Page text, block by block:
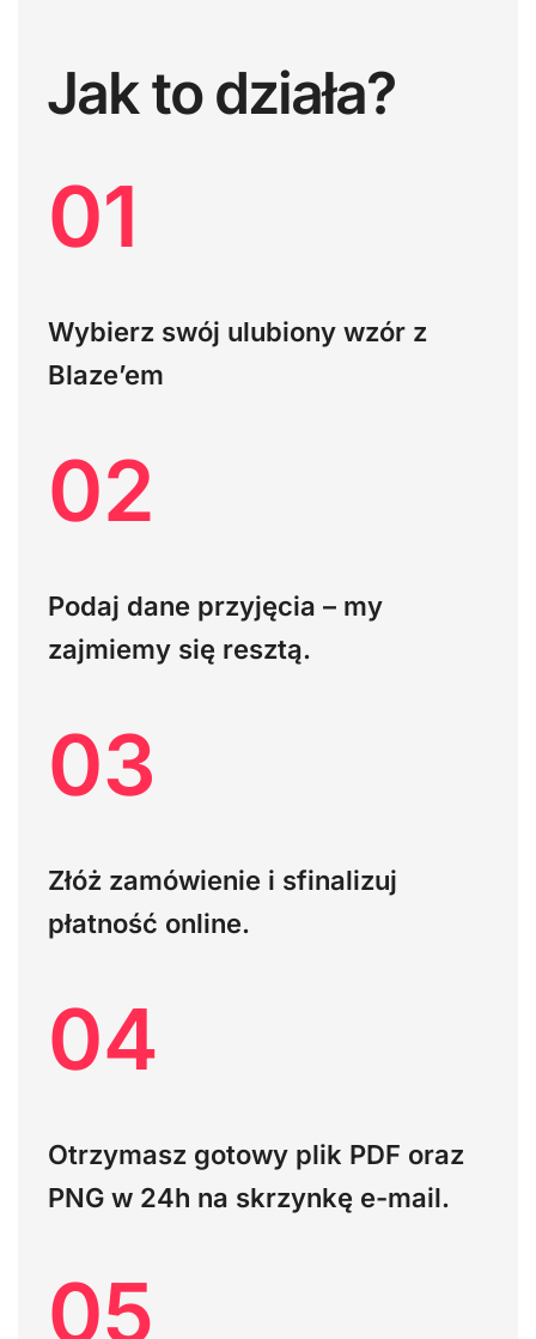
Jak to działa?
01
Wybierz swój ulubiony wzór z
Blaze’em
02
Podaj dane przyjęcia – my
zajmiemy się resztą.
03
Złóż zamówienie i sfinalizuj
płatność online.
04
Otrzymasz gotowy plik PDF oraz
PNG w 24h na skrzynkę e-mail.
05